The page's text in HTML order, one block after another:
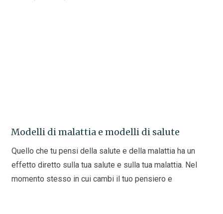
Modelli di malattia e modelli di salute
Quello che tu pensi della salute e della malattia ha un
effetto diretto sulla tua salute e sulla tua malattia. Nel
momento stesso in cui cambi il tuo pensiero e